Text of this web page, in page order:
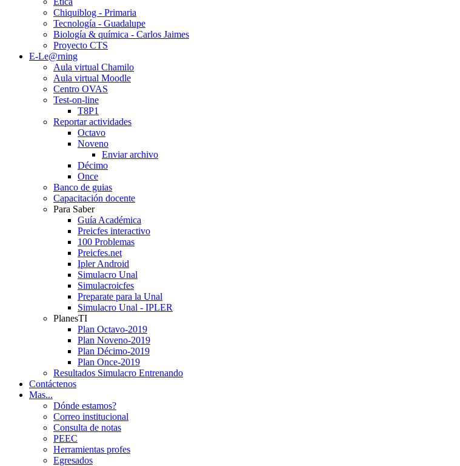
Chiquiblog - Primaria
Tecnología - Guadalupe
Biología & química - Carlos Jaimes
Proyecto CTS
E-Le@rning
Aula virtual Chamilo
Aula virtual Moodle
Centro OVAS
Test-on-line
T8P1
Reportar actividades
Octavo
Noveno
Enviar archivo
Décimo
Once
Banco de guias
Capacitación docente
Para Saber
Guía Académica
Preicfes interactivo
100 Problemas
Preicfes.net
Ipler Android
Simulacro Unal
Simulacroicfes
Preparate para la Unal
Simulacro Unal - IPLER
PlanesTI
Plan Octavo-2019
Plan Noveno-2019
Plan Décimo-2019
Plan Once-2019
Resultados Simulacro Entrenando
Contáctenos
Mas...
Dónde estamos?
Correo institucional
Consulta de notas
PEEC
Herramientas profes
Egresados